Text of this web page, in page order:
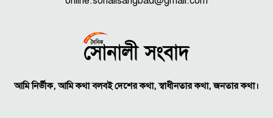
আমি নির্ভীক, আমি কথা বলবই দেশের কথা, স্বাধীনতার কথা, জনতার কথা।